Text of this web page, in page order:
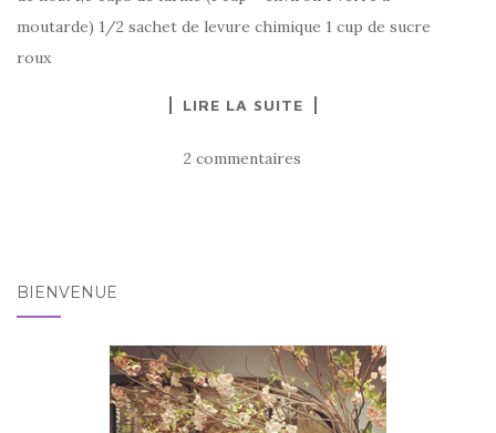
moutarde) 1/2 sachet de levure chimique 1 cup de sucre
roux
LIRE LA SUITE
2 commentaires
BIENVENUE